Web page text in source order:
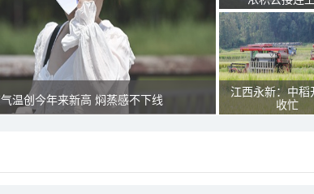
温创今年来新高 焖蒸感不下线
江西永新：中稻
收忙